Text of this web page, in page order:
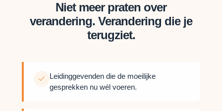
Niet meer praten over
verandering. Verandering die je
terugziet.
Leidinggevenden die de moeilijke
gesprekken nu wél voeren.